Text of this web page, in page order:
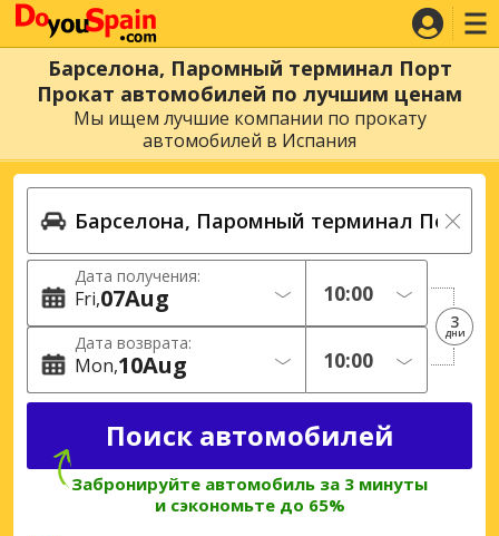
Барселона, Паромный терминал Порт
Прокат автомобилей по лучшим ценам
Мы ищем лучшие компании по прокату
автомобилей в Испания
Дата получения:
Fri 07Aug
Дата возврата:
Mon 10Aug
3
дни
Забронируйте автомобиль за 3 минуты
и сэкономьте до 65%